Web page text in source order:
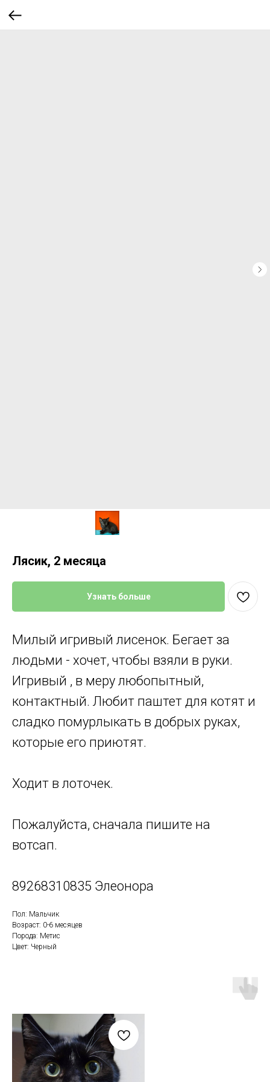
Лясик, 2 месяца
Узнать больше
Милый игривый лисенок. Бегает за
людьми - хочет, чтобы взяли в руки.
Игривый , в меру любопытный,
контактный. Любит паштет для котят и
сладко помурлыкать в добрых руках,
которые его приютят.
Ходит в лоточек.
Пожалуйста, сначала пишите на
вотсап.
89268310835 Элеонора
Пол: Мальчик
Возраст: 0-6 месяцев
Порода: Метис
Цвет: Черный